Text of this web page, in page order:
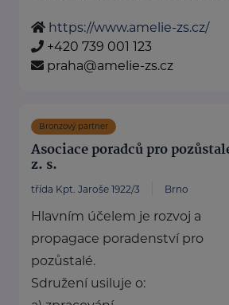
https://www.amelie-zs.cz/
+420 739 001 123
praha@amelie-zs.cz
Bronzový partner
Asociace poradců pro
z. s.
třída Kpt. Jaroše 1922/3 Brno
Hlavním účelem je rozvoj a
propagace poradenství pro
pozůstalé.
Sdružení usiluje o: